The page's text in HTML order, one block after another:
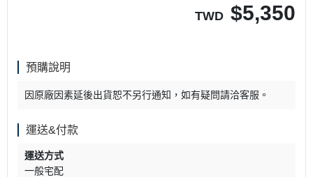
TWD $5,350
預購說明
因原廠因素延後出貨恕不另行通知，如有疑問請洽客服。
運送&付款
運送方式
一般宅配